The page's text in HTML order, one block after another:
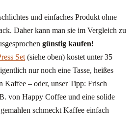
und einfaches Produkt ohne
Daher kann man sie im Vergleich zu
günstig kaufen!
Set (siehe oben) kostet unter 35
nur noch eine Tasse, heißes
Kaffee – oder, unser Tipp: Frisch
von Happy Coffee und eine solide
schmeckt Kaffee einfach